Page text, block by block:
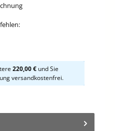
220,00 € und Sie
versandkostenfrei.